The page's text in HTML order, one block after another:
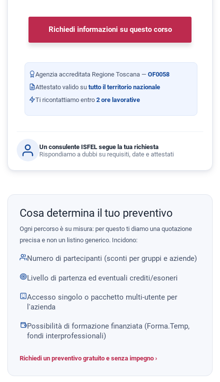
Richiedi informazioni su questo corso
Agenzia accreditata Regione Toscana — OF0058
Attestato valido su tutto il territorio nazionale
Ti ricontattiamo entro 2 ore lavorative
Un consulente ISFEL segue la tua richiesta
Rispondiamo a dubbi su requisiti, date e attestati
Cosa determina il tuo preventivo
Ogni percorso è su misura: per questo ti diamo una quotazione
precisa e non un listino generico. Incidono:
Numero di partecipanti (sconti per gruppi e aziende)
Livello di partenza ed eventuali crediti/esoneri
Accesso singolo o pacchetto multi-utente per
l'azienda
Possibilità di formazione finanziata (Forma.Temp,
fondi interprofessionali)
Richiedi un preventivo gratuito e senza impegno ›